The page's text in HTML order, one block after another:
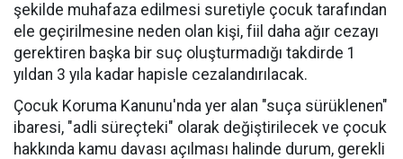
şekilde muhafaza edilmesi suretiyle çocuk tarafından
ele geçirilmesine neden olan kişi, fiil daha ağır cezayı
gerektiren başka bir suç oluşturmadığı takdirde 1
yıldan 3 yıla kadar hapisle cezalandırılacak.
Çocuk Koruma Kanunu'nda yer alan "suça sürüklenen"
ibaresi, "adli süreçteki" olarak değiştirilecek ve çocuk
hakkında kamu davası açılması halinde durum, gerekli